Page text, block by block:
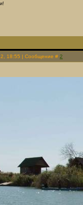
18:55 | Сообщение # 2